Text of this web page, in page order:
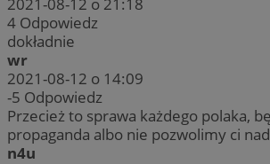
4 Odpowiedz
dokładnie
wr
2021-08-12 o 14:09
-5 Odpowiedz
Przecież to sprawa każdego polaka,
propaganda albo nie pozwolimy ci
n4u